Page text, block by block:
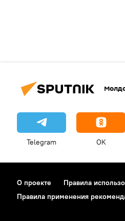
Telegram OK
О проекте Правила
Правила применения